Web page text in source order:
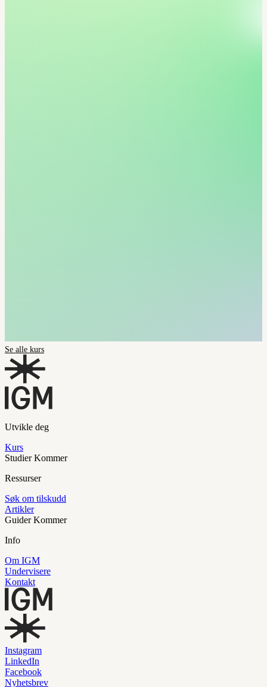
Se alle kurs
Utvikle deg
Kurs
StudierKommer
Ressurser
Søk om tilskudd
Artikler
GuiderKommer
Info
Om IGM
Undervisere
Kontakt
Instagram
LinkedIn
Facebook
Nyhetsbrev